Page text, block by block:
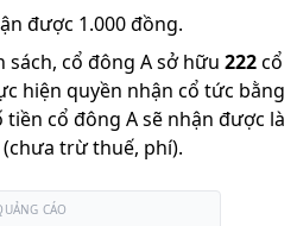
được 1.000 đồng.
sách, cổ đông A sở hữu 222cổ
hiện quyền nhận cổ tức bằng
tiền cổ đông A sẽ nhận được là
(chưa trừ thuế, phí).
CÁO